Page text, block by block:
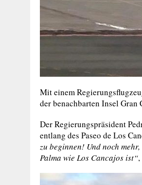
Mit einem
der benachbarten Insel Gran
Der Regierungspräsident
entlang des Paseo de Los
zu beginnen! Und noch
Palma wie Los Cancajos ist“